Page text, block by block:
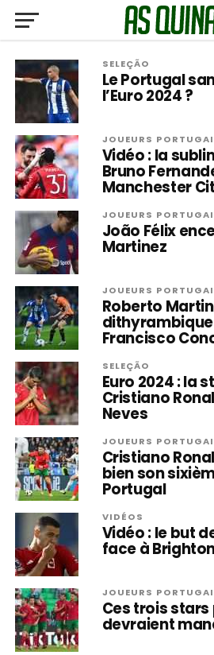
SELEÇÃO
Le Portugal
l’Euro 2024 ?
JOUEURS
Vidéo : la
Bruno
Manchester
JOUEURS
João Félix
Martinez
JOUEURS
Roberto
Francisco
SELEÇÃO
Euro 2024 : la
Cristiano
Neves
JOUEURS
Cristiano
bien son
Portugal
VIDÉOS
Vidéo : le but
face à
JOUEURS
Ces trois
devraient